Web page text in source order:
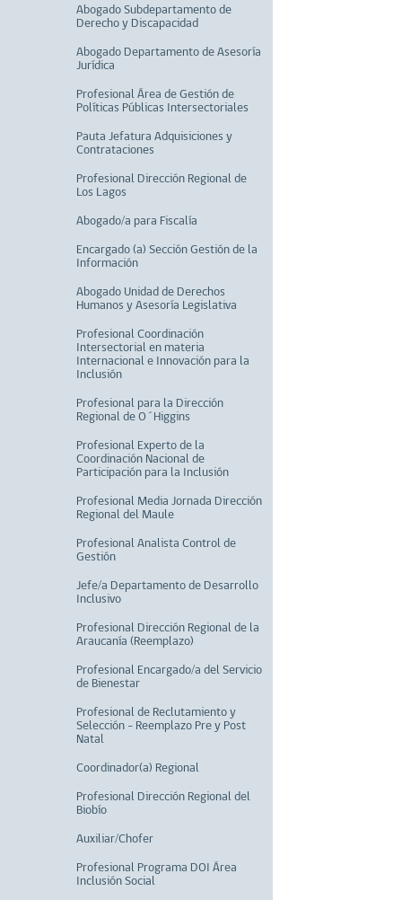
Abogado Subdepartamento de
Derecho y Discapacidad
Abogado Departamento de Asesoría
Jurídica
Profesional Área de Gestión de
Políticas Públicas Intersectoriales
Pauta Jefatura Adquisiciones y
Contrataciones
Profesional Dirección Regional de
Los Lagos
Abogado/a para Fiscalía
Encargado (a) Sección Gestión de la
Información
Abogado Unidad de Derechos
Humanos y Asesoría Legislativa
Profesional Coordinación
Intersectorial en materia
Internacional e Innovación para la
Inclusión
Profesional para la Dirección
Regional de O´Higgins
Profesional Experto de la
Coordinación Nacional de
Participación para la Inclusión
Profesional Media Jornada Dirección
Regional del Maule
Profesional Analista Control de
Gestión
Jefe/a Departamento de Desarrollo
Inclusivo
Profesional Dirección Regional de la
Araucanía (Reemplazo)
Profesional Encargado/a del Servicio
de Bienestar
Profesional de Reclutamiento y
Selección - Reemplazo Pre y Post
Natal
Coordinador(a) Regional
Profesional Dirección Regional del
Biobío
Auxiliar/Chofer
Profesional Programa DOI Área
Inclusión Social